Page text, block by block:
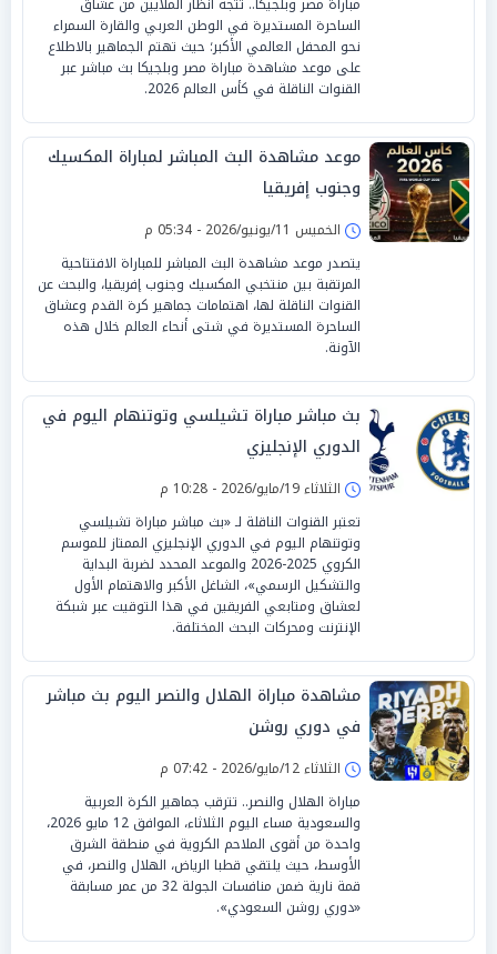
الساحرة المستديرة في الوطن العربي والقارة السمراء
نحو المحفل العالمي الأكبر؛ حيث تهتم الجماهير بالاطلاع
على موعد مشاهدة مباراة مصر وبلجيكا بث مباشر عبر
القنوات الناقلة في كأس العالم 2026.
موعد مشاهدة البث المباشر لمباراة المكسيك
وجنوب إفريقيا
الخميس 11/يونيو/2026 - 05:34 م
يتصدر موعد مشاهدة البث المباشر للمباراة الافتتاحية
المرتقبة بين منتخبي المكسيك وجنوب إفريقيا، والبحث عن
القنوات الناقلة لها، اهتمامات جماهير كرة القدم وعشاق
الساحرة المستديرة في شتى أنحاء العالم خلال هذه
الآونة.
بث مباشر مباراة تشيلسي وتوتنهام اليوم في
الدوري الإنجليزي
الثلاثاء 19/مايو/2026 - 10:28 م
تعتبر القنوات الناقلة لـ «بث مباشر مباراة تشيلسي
وتوتنهام اليوم في الدوري الإنجليزي الممتاز للموسم
الكروي 2025-2026 والموعد المحدد لضربة البداية
والتشكيل الرسمي»، الشاغل الأكبر والاهتمام الأول
لعشاق ومتابعي الفريقين في هذا التوقيت عبر شبكة
الإنترنت ومحركات البحث المختلفة.
مشاهدة مباراة الهلال والنصر اليوم بث مباشر
في دوري روشن
الثلاثاء 12/مايو/2026 - 07:42 م
مباراة الهلال والنصر.. تترقب جماهير الكرة العربية
والسعودية مساء اليوم الثلاثاء، الموافق 12 مايو 2026،
واحدة من أقوى الملاحم الكروية في منطقة الشرق
الأوسط، حيث يلتقي قطبا الرياض، الهلال والنصر، في
قمة نارية ضمن منافسات الجولة 32 من عمر مسابقة
«دوري روشن السعودي».